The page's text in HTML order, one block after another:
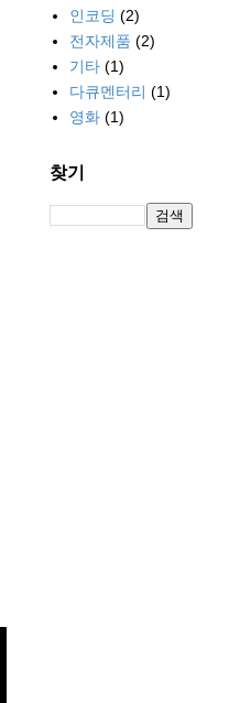
인코딩 (2)
전자제품 (2)
기타 (1)
다큐멘터리 (1)
영화 (1)
찾기